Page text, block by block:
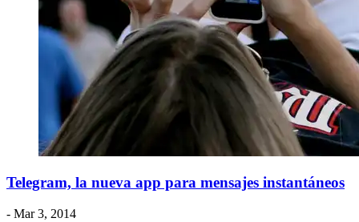
Telegram, la nueva app para mensajes instantáneos
- Mar 3, 2014